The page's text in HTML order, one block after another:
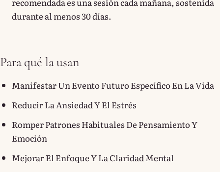
durante al menos 30 días.
Para qué la usan
Manifestar Un Evento Futuro Específico En La Vida
Reducir La Ansiedad Y El Estrés
Romper Patrones Habituales De Pensamiento Y
Emoción
Mejorar El Enfoque Y La Claridad Mental